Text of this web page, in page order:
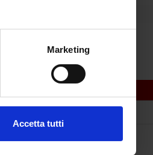
metro,Marketing
Accetta tutti